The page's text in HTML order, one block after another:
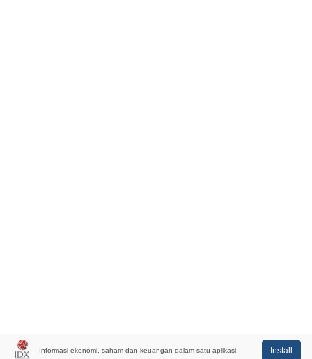
Informasi ekonomi, saham dan keuangan dalam satu aplikasi. Install